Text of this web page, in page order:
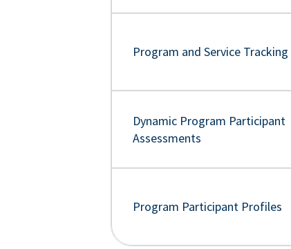
Program and Service Tracking
Dynamic Program Participant
Assessments
Program Participant Profiles